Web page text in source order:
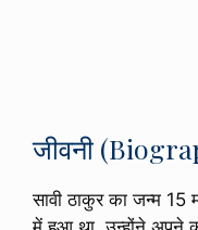
जीवनी
सावी ठाकुर का जन्म 15